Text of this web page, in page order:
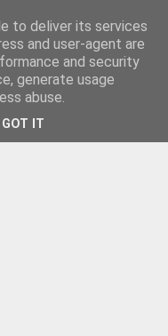
to deliver its services
and user-agent are
and security
generate usage
abuse.
GOT IT